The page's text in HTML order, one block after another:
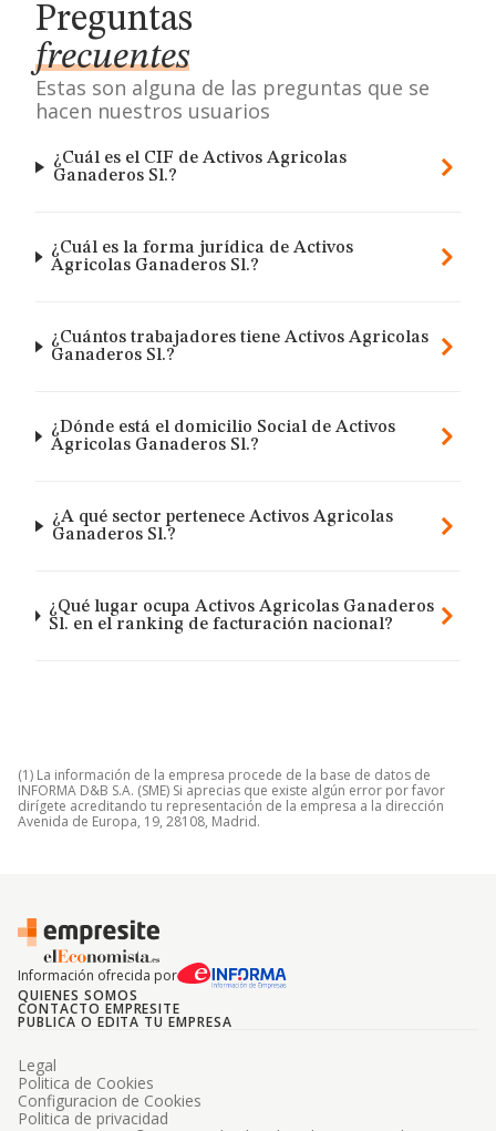
Preguntas
frecuentes
Estas son alguna de las preguntas que se
hacen nuestros usuarios
¿Cuál es el CIF de Activos Agricolas
Ganaderos Sl.?
¿Cuál es la forma jurídica de Activos
Agricolas Ganaderos Sl.?
¿Cuántos trabajadores tiene Activos Agricolas
Ganaderos Sl.?
¿Dónde está el domicilio Social de Activos
Agricolas Ganaderos Sl.?
¿A qué sector pertenece Activos Agricolas
Ganaderos Sl.?
¿Qué lugar ocupa Activos Agricolas Ganaderos
Sl. en el ranking de facturación nacional?
(1) La información de la empresa procede de la base de datos de
INFORMA D&B S.A. (SME) Si aprecias que existe algún error por favor
dirígete acreditando tu representación de la empresa a la dirección
Avenida de Europa, 19, 28108, Madrid.
Información ofrecida por
QUIENES SOMOS
CONTACTO EMPRESITE
PUBLICA O EDITA TU EMPRESA
Legal
Politica de Cookies
Configuracion de Cookies
Politica de privacidad